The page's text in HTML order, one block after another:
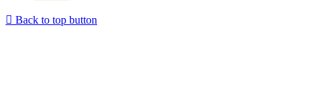
Back to top button